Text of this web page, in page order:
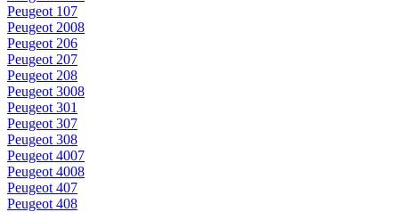
Peugeot 107
Peugeot 2008
Peugeot 206
Peugeot 207
Peugeot 208
Peugeot 3008
Peugeot 301
Peugeot 307
Peugeot 308
Peugeot 4007
Peugeot 4008
Peugeot 407
Peugeot 408